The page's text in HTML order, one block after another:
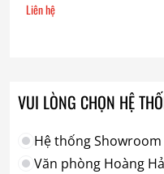
Liên hệ
VUI LÒNG CHỌN HỆ
Hệ thống Showroom
Văn phòng Hoàng